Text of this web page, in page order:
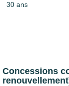
30 ans
Concessions